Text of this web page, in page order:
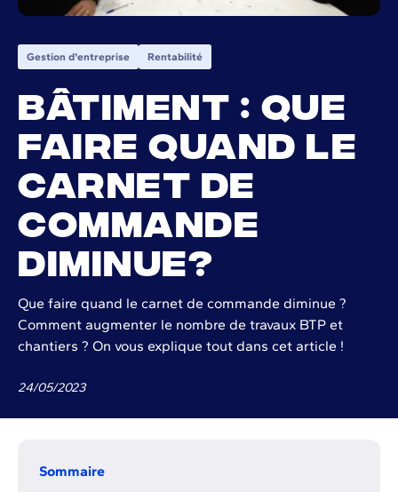
Gestion d'entreprise Rentabilité
Bâtiment : que
faire quand le
carnet de
commande
diminue?
Que faire quand le carnet de commande diminue ?
Comment augmenter le nombre de travaux BTP et
chantiers ? On vous explique tout dans cet article !
24/05/2023
Sommaire